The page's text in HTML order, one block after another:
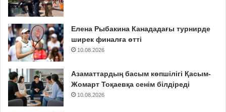
Елена Рыбакина Канададағы турнирде
ширек финалға өтті
10.08.2026
Азаматтардың басым көпшілігі Қасым-
Жомарт Тоқаевқа сенім білдіреді
10.08.2026